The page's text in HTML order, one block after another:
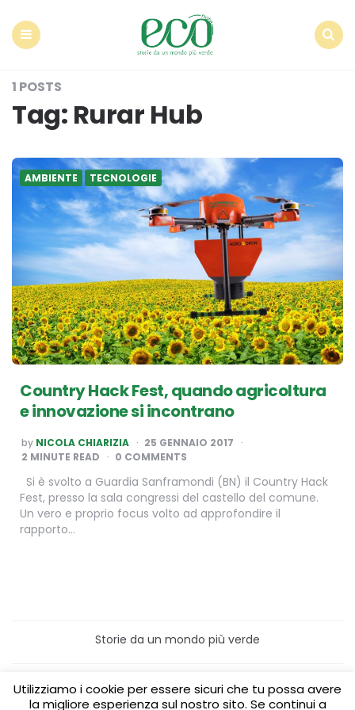
1 POSTS
Tag: Rurar Hub
AMBIENTE TECNOLOGIE
Country Hack Fest, quando agricoltura
e innovazione si incontrano
POSTED
BY
by NICOLA CHIARIZIA
25 GENNAIO 2017
2 MINUTE READ 0 COMMENTS
Si è svolto a Guardia Sanframondi (BN) il Country Hack
Fest, presso la sala congressi del castello del comune.
Un vero e proprio focus volto ad approfondire il
rapporto…
Storie da un mondo più verde
Home
Turismo sostenibile
Laboratori/Visite per le scuole
Utilizziamo i cookie per essere sicuri che tu possa avere
la migliore esperienza sul nostro sito. Se continui a